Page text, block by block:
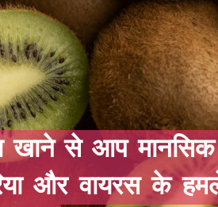
एक कीवी रोज
तनाव,
एक कीवी रोज
तनाव,